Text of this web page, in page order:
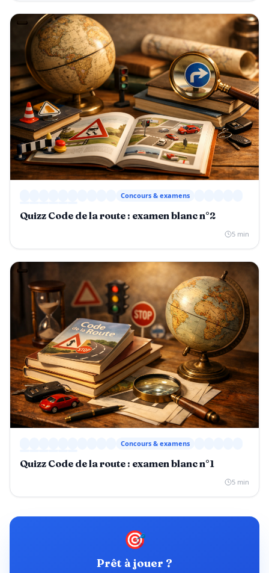
Concours & examens
Quizz Code de la route : examen blanc n°2
5 min
Concours & examens
Quizz Code de la route : examen blanc n°1
5 min
🎯
Prêt à jouer ?